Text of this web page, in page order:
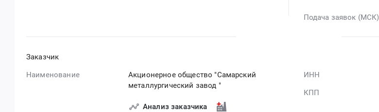
Подача заявок (МСК)
Заказчик
Наименование
Акционерное общество "Самарский
металлургический завод "
Анализ заказчика
ИНН
КПП